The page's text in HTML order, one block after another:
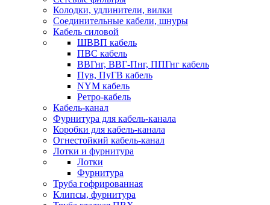
Колодки, удлинители, вилки
Соединительные кабели, шнуры
Кабель силовой
ШВВП кабель
ПВС кабель
ВВГнг, ВВГ-Пнг, ППГнг кабель
Пув, ПуГВ кабель
NYM кабель
Ретро-кабель
Кабель-канал
Фурнитура для кабель-канала
Коробки для кабель-канала
Огнестойкий кабель-канал
Лотки и фурнитура
Лотки
Фурнитура
Труба гофрированная
Клипсы, фурнитура